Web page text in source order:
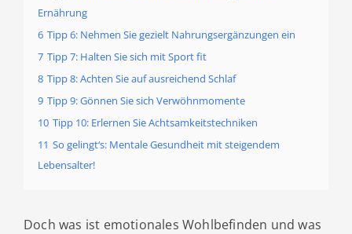
Ernährung
6 Tipp 6: Nehmen Sie gezielt Nahrungsergänzungen ein
7 Tipp 7: Halten Sie sich mit Sport fit
8 Tipp 8: Achten Sie auf ausreichend Schlaf
9 Tipp 9: Gönnen Sie sich Verwöhnmomente
10 Tipp 10: Erlernen Sie Achtsamkeitstechniken
11 So gelingt‘s: Mentale Gesundheit mit steigendem
Lebensalter!
Doch was ist emotionales Wohlbefinden und was